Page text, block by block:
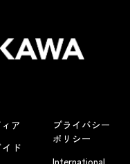
ア
ド
プライバシー
ポリシー